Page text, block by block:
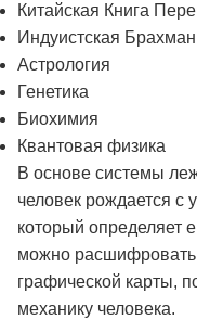
Китайская Книга
Индуистская
Астрология
Генетика
Биохимия
Квантовая физика
В основе системы
человек рождается с
который определяет
можно
графической карты,
механику человека.